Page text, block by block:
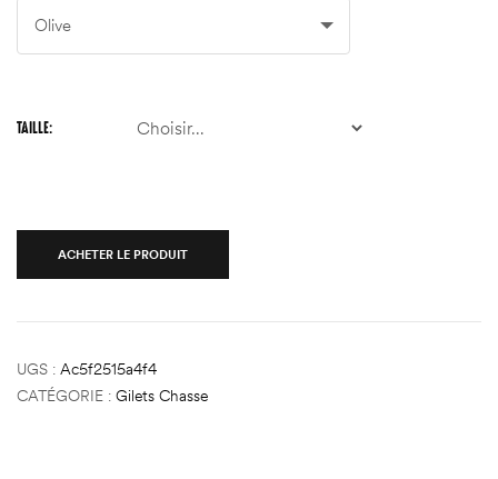
TAILLE
ACHETER LE PRODUIT
UGS : Ac5f2515a4f4
CATÉGORIE : Gilets Chasse